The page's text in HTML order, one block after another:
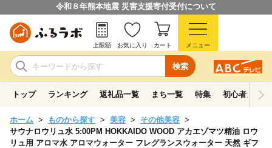
令和８年熊本地震 災害支援寄付受付について
検索
上限額 お気に入り カート メニュー
トップ ランキング 返礼品一覧 まち一覧 特集 初心者ガイド
ホーム ものから探す 美容
その他美容
サウナロウリュ水 5:00PM HOKKAIDO WOOD アカエゾマツ精油 ロウ
リュ用 アロマ水 アロマウォーター フレグランスウォーター 天然 ギフ